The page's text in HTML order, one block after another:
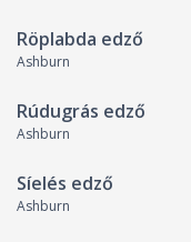
Röplabda edző
Ashburn
Rúdugrás edző
Ashburn
Síelés edző
Ashburn